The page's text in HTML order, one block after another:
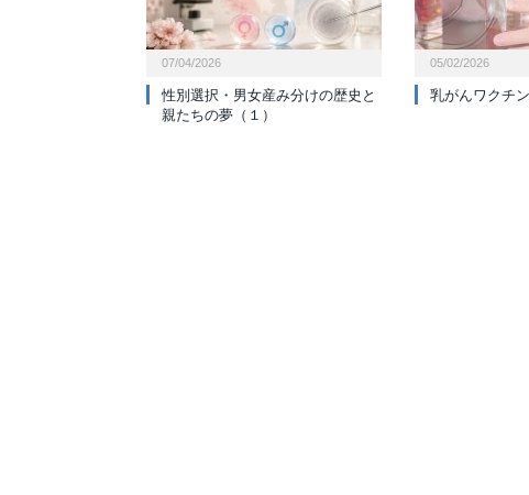
07/04/2026
性別選択・男女産み分けの歴史と
親たちの夢（１）
05/02/2026
乳がんワクチ